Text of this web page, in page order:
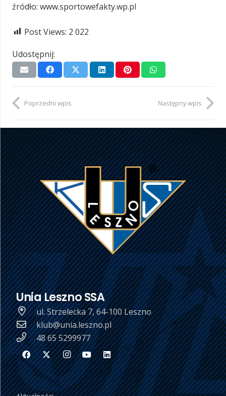
źródło: www.sportowefakty.wp.pl
Post Views: 2 022
Udostępnij:
Poprzedni wpis Następny wpis
Unia Leszno SSA
ul. Strzelecka 7, 64-100 Leszno
klub@unia.leszno.pl
48 65 5299977